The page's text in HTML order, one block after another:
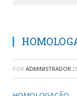
POR ADMINISTRADOR